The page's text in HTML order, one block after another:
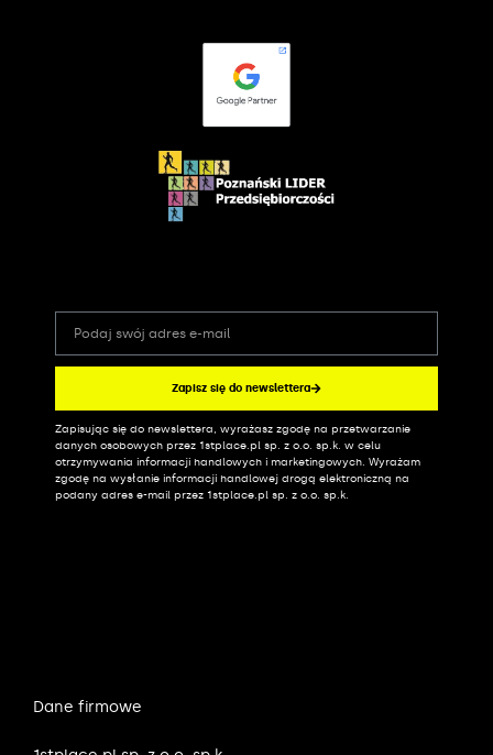
Zapisz się do newslettera
Alternative:
Zapisując się do newslettera, wyrażasz zgodę na przetwarzanie
danych osobowych przez 1stplace.pl sp. z o.o. sp.k. w celu
otrzymywania informacji handlowych i marketingowych. Wyrażam
zgodę na wysłanie informacji handlowej drogą elektroniczną na
podany adres e-mail przez 1stplace.pl sp. z o.o. sp.k.
Dane firmowe